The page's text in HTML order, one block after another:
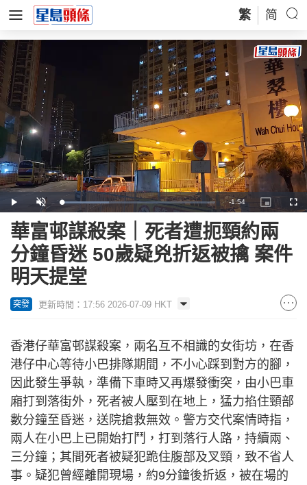
繁 简
Play Unmute Loaded:
30.64%
Remaining
Time
-1:54
Picture-
in-
華富邨謀殺案｜死者遭扼頸約兩
分鐘昏迷 50歲疑兇折返被擒 案件
明天提堂
突發 更新時間：17:56 2026-07-09 HKT
香港仔華富邨謀殺案，兩名互不相識的女街坊，在香
港仔中心等待小巴排隊期間，不小心踩到對方的腳，
因此發生爭執，準備下車時又再爆發衝突，由小巴車
廂打到落街外，死者被人壓到在地上，猛力掐住頸部
數分鐘至昏迷，送院搶救無效。警方交代案情時指，
兩人在小巴上已開始打鬥，打到落行人路，持續兩、
三分鐘；其間死者被疑犯跪住腹部及叉頸，致不省人
事。疑犯曾經離開現場，約9分鐘後折返，被在場的